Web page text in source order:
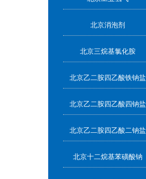
北京消泡剂
北京三烷基氯化胺
北京乙二胺四乙酸铁钠盐
北京乙二胺四乙酸四钠盐
北京乙二胺四乙酸二钠盐
北京十二烷基苯磺酸钠